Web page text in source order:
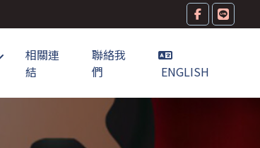
相關連
結
聯絡我
們
ENGLISH